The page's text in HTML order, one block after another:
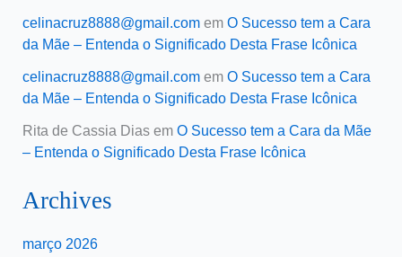
celinacruz8888@gmail.comem O Sucesso tem a Cara
da Mãe – Entenda o Significado Desta Frase Icônica
celinacruz8888@gmail.comem O Sucesso tem a Cara
da Mãe – Entenda o Significado Desta Frase Icônica
Rita de Cassia Diasem O Sucesso tem a Cara da Mãe
– Entenda o Significado Desta Frase Icônica
Archives
março 2026